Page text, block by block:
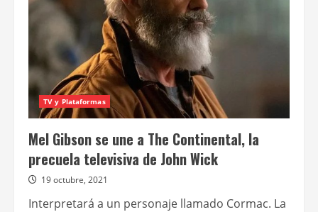
vacation;
Norman
Reedus
Ballerina
TV y Plataformas
Mel Gibson se une a The Continental, la
precuela televisiva de John Wick
19 octubre, 2021
Interpretará a un personaje llamado Cormac. La